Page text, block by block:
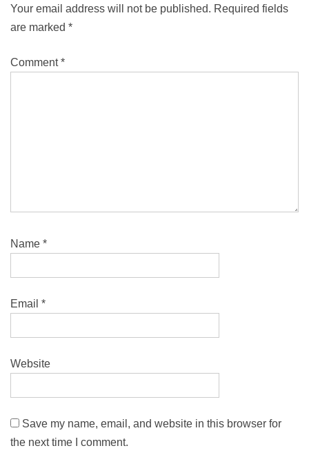
Your email address will not be published. Required fields
are marked *
Comment*
Name *
Email *
Website
Save my name, email, and website in this browser for
the next time I comment.